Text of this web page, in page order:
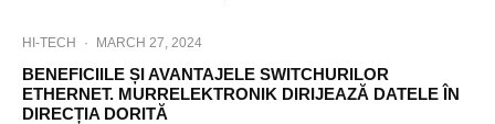
HI-TECH · MARCH 27, 2024
BENEFICIILE ȘI AVANTAJELE SWITCHURILOR
ETHERNET. MURRELEKTRONIK DIRIJEAZĂ DATELE ÎN
DIRECȚIA DORITĂ